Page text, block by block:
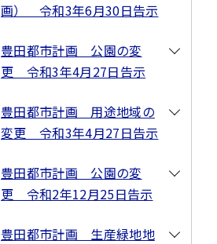
画） 令和3年6月30日告示
豊田都市計画 公園の変
更 令和3年4月27日告示
豊田都市計画 用途地域の
変更 令和3年4月27日告示
豊田都市計画 公園の変
更 令和2年12月25日告示
豊田都市計画 生産緑地地